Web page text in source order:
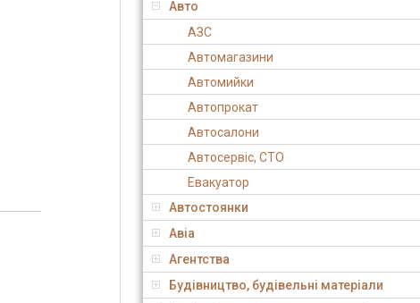
Авто
АЗС
Автомагазини
Автомийки
Автопрокат
Автосалони
Автосервіс, СТО
Евакуатор
Автостоянки
Авіа
Агентства
Будівництво, будівельні матеріали